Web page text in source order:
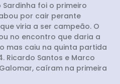
Sardinha foi o primeiro
por cair perante
viria a ser campeão. O
no encontro que daria a
mas caiu na quinta partida
Ricardo Santos e Marco
caíram na primeira